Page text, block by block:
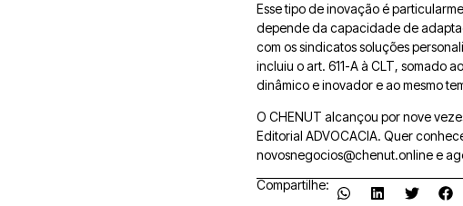
Esse tipo de inovação é
depende da capacidade de
com os sindicatos soluções
incluiu o art. 611-A à CLT, somado
dinâmico e inovador e ao mesmo
O CHENUT alcançou por nove
Editorial ADVOCACIA. Quer
novosnegocios@chenut.online e
Compartilhe: